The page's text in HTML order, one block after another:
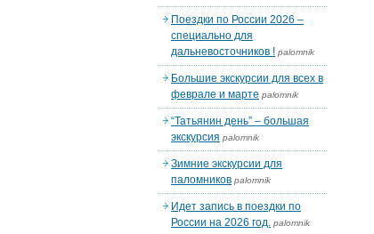
Поездки по России 2026 –
специально для
дальневосточников ! palomnik
Большие экскурсии для всех в
феврале и марте palomnik
“Татьянин день” – большая
экскурсия palomnik
Зимние экскурсии для
паломников palomnik
Идет запись в поездки по
России на 2026 год. palomnik